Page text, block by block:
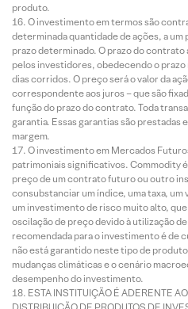
produto.
O investimento em termos são
determinada quantidade de ações, a um
prazo determinado. O prazo do
pelos investidores, obedecendo o prazo
dias corridos. O preço será o valor da
correspondente aos juros – que são
função do prazo do contrato. Toda
garantia. Essas garantias são prestadas
margem.
O investimento em Mercados
patrimoniais significativos. Commodity
preço de um contrato futuro ou outro
consubstanciar um índice, uma taxa,
um investimento de risco muito alto,
oscilação de preço devido à utilização
recomendada para o investimento é de
não está garantido neste tipo de
mudanças climáticas e o cenário
desempenho do investimento.
ESTA INSTITUIÇÃO É ADERENTE